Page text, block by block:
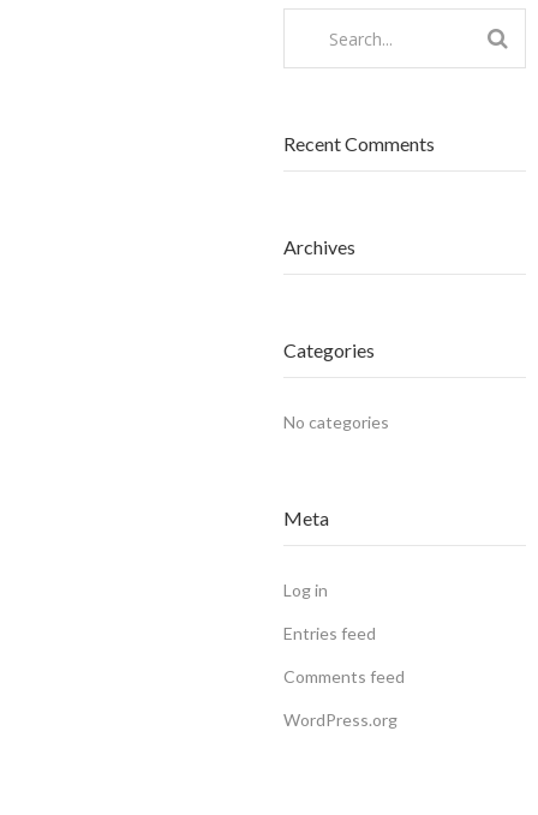
Recent Comments
Archives
Categories
No categories
Meta
Log in
Entries feed
Comments feed
WordPress.org